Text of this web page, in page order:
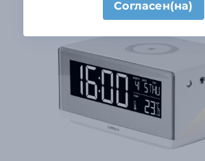
Согласен(на)